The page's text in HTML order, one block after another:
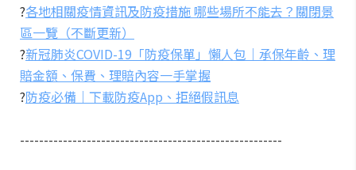
?各地相關疫情資訊及防疫措施 哪些場所不能去？關閉景
區一覽（不斷更新）
?新冠肺炎COVID-19「防疫保單」懶人包｜承保年齡、理
賠金額、保費、理賠內容一手掌握
?防疫必備｜下載防疫App、拒絕假訊息
-------------------------------------------------------